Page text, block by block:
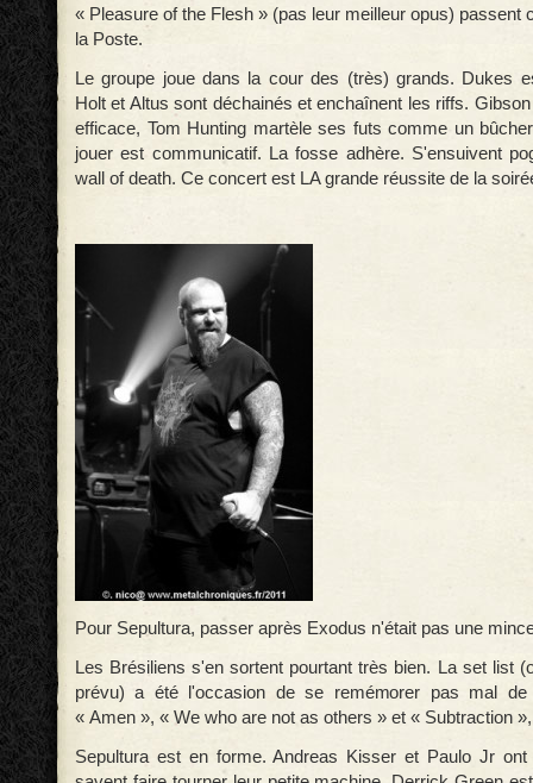
« Pleasure of the Flesh » (pas leur meilleur opus) passent
la Poste.
Le groupe joue dans la cour des (très) grands. Dukes
Holt et Altus sont déchainés et enchaînent les riffs.
efficace, Tom Hunting martèle ses futs comme un
jouer est communicatif. La fosse adhère. S'ensuivent
wall of death. Ce concert est LA grande réussite de la
Pour Sepultura, passer après Exodus n'était pas une
Les Brésiliens s'en sortent pourtant très bien. La set list
prévu) a été l'occasion de se remémorer pas mal
« Amen », « We who are not as others » et « Subtraction
Sepultura est en forme. Andreas Kisser et Paulo Jr